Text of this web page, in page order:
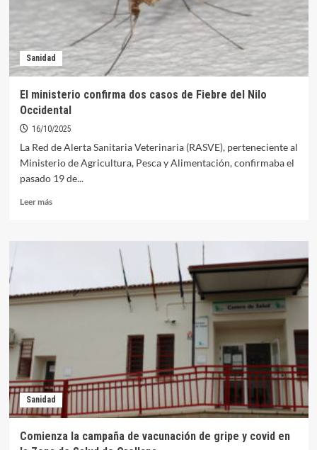
Centro
Orellana
la
Sanidad
El ministerio confirma dos casos de Fiebre del Nilo
Occidental
16/10/2025
La Red de Alerta Sanitaria Veterinaria (RASVE), perteneciente al
Ministerio de Agricultura, Pesca y Alimentación, confirmaba el
pasado 19 de...
Leer másLeer
casos
de Fiebre
Sanidad
Comienza la campaña de vacunación de gripe y covid en